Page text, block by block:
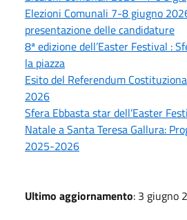
Elezioni Comunali 7-8 giugno
presentazione delle candidature
8ª edizione dell’Easter Festival :
la piazza
Esito del Referendum
2026
Sfera Ebbasta star dell’Easter
Natale a Santa Teresa Gallura:
2025-2026
Ultimo aggiornamento: 3 giugno